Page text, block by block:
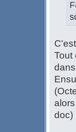
Tout
doc)